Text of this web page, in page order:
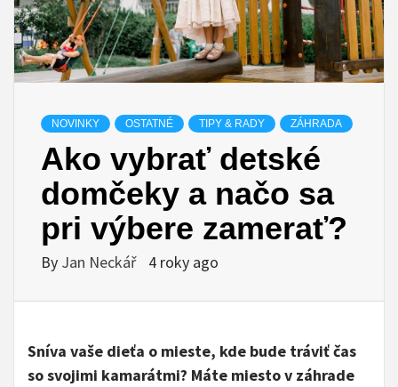
NOVINKY OSTATNÉ TIPY & RADY ZÁHRADA
Ako vybrať detské
domčeky a načo sa
pri výbere zamerať?
By Jan Neckář 4 roky ago
Sníva vaše dieťa o mieste, kde bude tráviť čas
so svojimi kamarátmi? Máte miesto v záhrade